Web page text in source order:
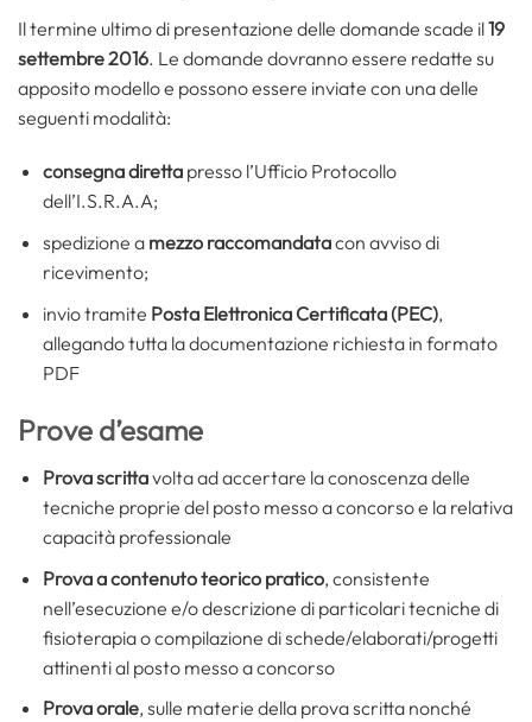
Il termine ultimo di presentazione delle domande scade il19
settembre 2016. Le domande dovranno essere redatte su
apposito modello e possono essere inviate con una delle
seguenti modalità:
consegna direttapresso l’Ufficio Protocollo
dell’I.S.R.A.A;
spedizione a mezzo raccomandatacon avviso di
ricevimento;
invio tramite Posta Elettronica Certificata (PEC),
allegando tutta la documentazione richiesta in formato
PDF
Prove d’esame
Prova scrittavolta ad accertare la conoscenza delle
tecniche proprie del posto messo a concorso e la relativa
capacità professionale
Prova a contenuto teorico pratico, consistente
nell’esecuzione e/o descrizione di particolari tecniche di
fisioterapia o compilazione di schede/elaborati/progetti
attinenti al posto messo a concorso
Provaorale, sulle materie della prova scritta nonché